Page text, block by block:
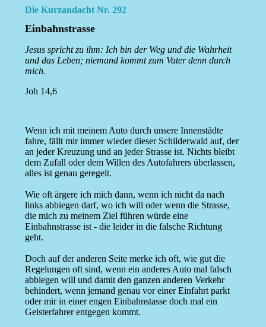
Die Kurzandacht Nr. 292
Einbahnstrasse
Jesus spricht zu ihm: Ich bin der Weg und die Wahrheit
und das Leben; niemand kommt zum Vater denn durch
mich.
Joh 14,6
Wenn ich mit meinem Auto durch unsere Innenstädte
fahre, fällt mir immer wieder dieser Schilderwald auf, der
an jeder Kreuzung und an jeder Strasse ist. Nichts bleibt
dem Zufall oder dem Willen des Autofahrers überlassen,
alles ist genau geregelt.
Wie oft ärgere ich mich dann, wenn ich nicht da nach
links abbiegen darf, wo ich will oder wenn die Strasse,
die mich zu meinem Ziel führen würde eine
Einbahnstrasse ist - die leider in die falsche Richtung
geht.
Doch auf der anderen Seite merke ich oft, wie gut die
Regelungen oft sind, wenn ein anderes Auto mal falsch
abbiegen will und damit den ganzen anderen Verkehr
behindert, wenn jemand genau vor einer Einfahrt parkt
oder mir in einer engen Einbahnstasse doch mal ein
Geisterfahrer entgegen kommt.